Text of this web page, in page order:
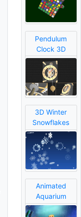
Pendulum
Clock 3D
3D Winter
Snowflakes
Animated
Aquarium